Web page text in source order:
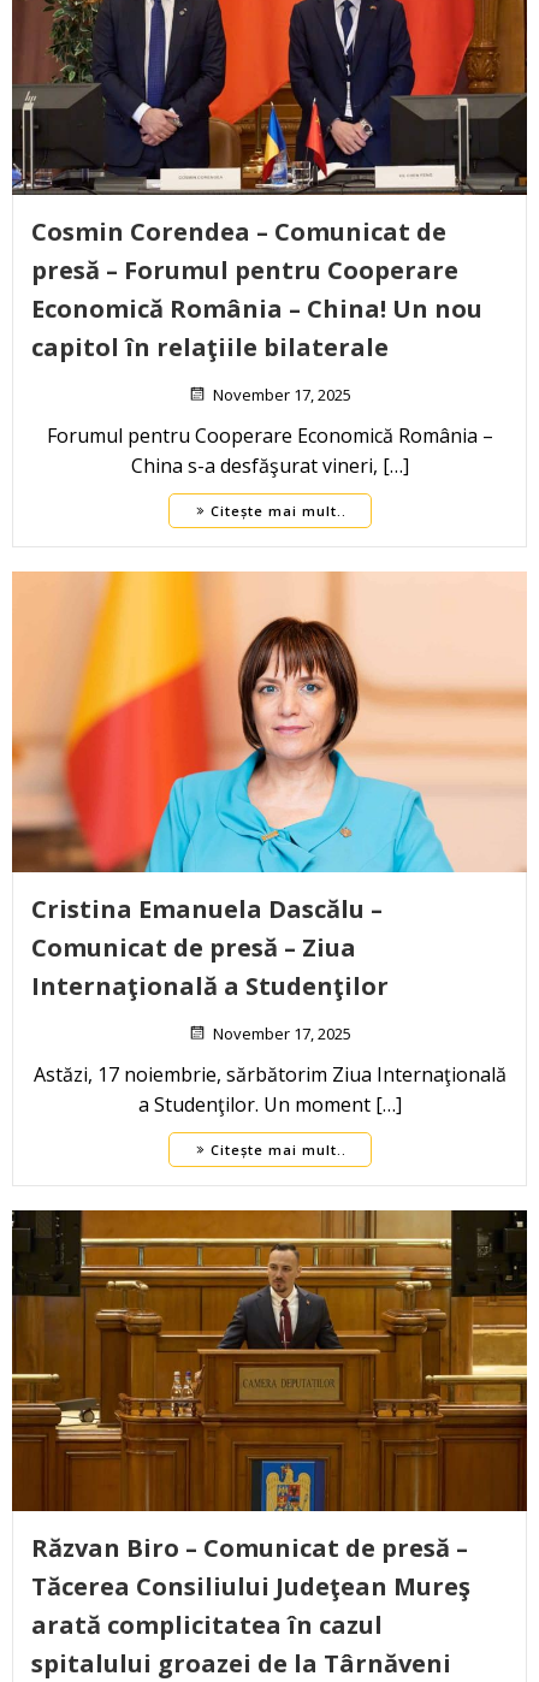
Cosmin Corendea – Comunicat de
presă – Forumul pentru Cooperare
Economică România – China! Un nou
capitol în relaţiile bilaterale
November 17, 2025
Forumul pentru Cooperare Economică România –
China s-a desfăşurat vineri, […]
Citește mai mult..
Cristina Emanuela Dascălu –
Comunicat de presă – Ziua
Internaţională a Studenţilor
November 17, 2025
Astăzi, 17 noiembrie, sărbătorim Ziua Internaţională
a Studenţilor. Un moment […]
Citește mai mult..
Răzvan Biro – Comunicat de presă –
Tăcerea Consiliului Judeţean Mureş
arată complicitatea în cazul
spitalului groazei de la Târnăveni